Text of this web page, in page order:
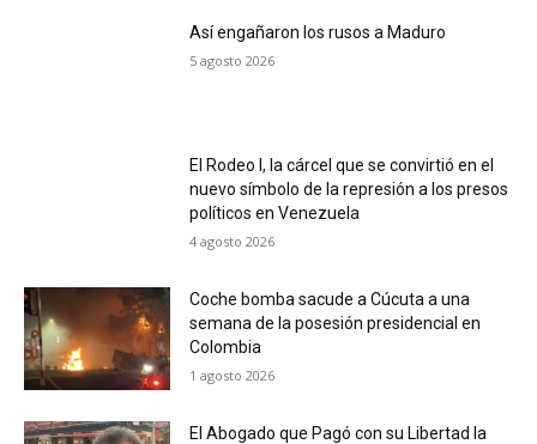
Así engañaron los rusos a Maduro
5 agosto 2026
El Rodeo I, la cárcel que se convirtió en el
nuevo símbolo de la represión a los presos
políticos en Venezuela
4 agosto 2026
Coche bomba sacude a Cúcuta a una
semana de la posesión presidencial en
Colombia
1 agosto 2026
El Abogado que Pagó con su Libertad la